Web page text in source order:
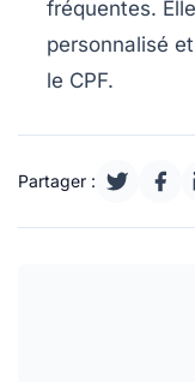
fréquentes.
personnalisé
le CPF.
Partager :